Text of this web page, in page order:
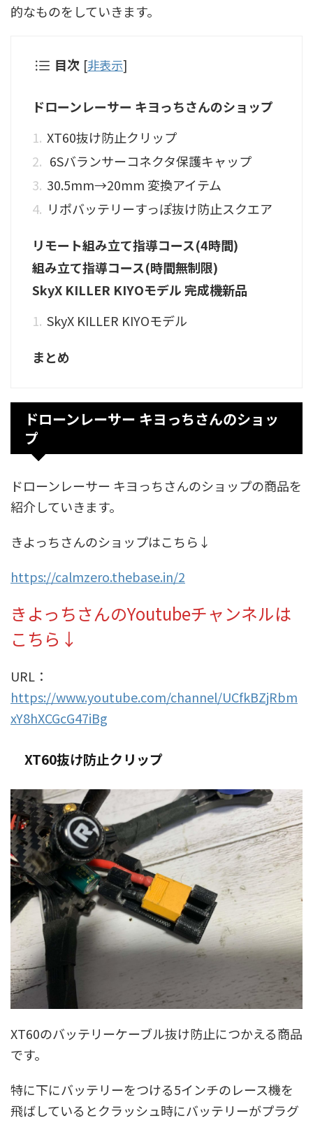
的なものをしていきます。
目次 [非表示]
ドローンレーサー キヨっちさんのショップ
XT60抜け防止クリップ
6Sバランサーコネクタ保護キャップ
30.5mm→20mm 変換アイテム
リポバッテリーすっぽ抜け防止スクエア
リモート組み立て指導コース(4時間)
組み立て指導コース(時間無制限)
SkyX KILLER KIYOモデル 完成機新品
SkyX KILLER KIYOモデル
まとめ
ドローンレーサー キヨっちさんのショッ
プ
ドローンレーサー キヨっちさんのショップの商品を
紹介していきます。
きよっちさんのショップはこちら↓
https://calmzero.thebase.in/2
きよっちさんのYoutubeチャンネルは
こちら↓
URL：
https://www.youtube.com/channel/UCfkBZjRbm
xY8hXCGcG47iBg
XT60抜け防止クリップ
XT60のバッテリーケーブル抜け防止につかえる商品
です。
特に下にバッテリーをつける5インチのレース機を
飛ばしているとクラッシュ時にバッテリーがプラグ